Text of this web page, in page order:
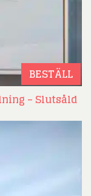
BESTÄLL
– Slutsåld